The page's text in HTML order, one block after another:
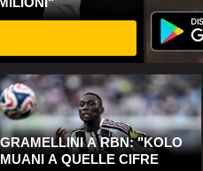
GRAMELLINI A RBN: "KOLO
MUANI A QUELLE CIFRE